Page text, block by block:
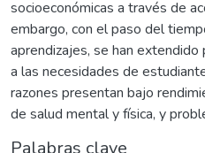
socioeconómicas a través de
embargo, con el paso del
aprendizajes, se han
a las necesidades de
razones presentan bajo
de salud mental y física, y
Palabras clave